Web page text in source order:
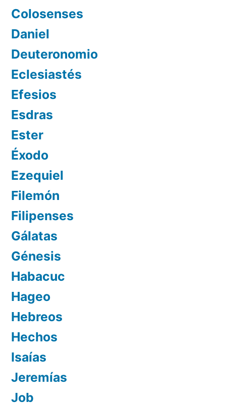
Colosenses
Daniel
Deuteronomio
Eclesiastés
Efesios
Esdras
Ester
Éxodo
Ezequiel
Filemón
Filipenses
Gálatas
Génesis
Habacuc
Hageo
Hebreos
Hechos
Isaías
Jeremías
Job